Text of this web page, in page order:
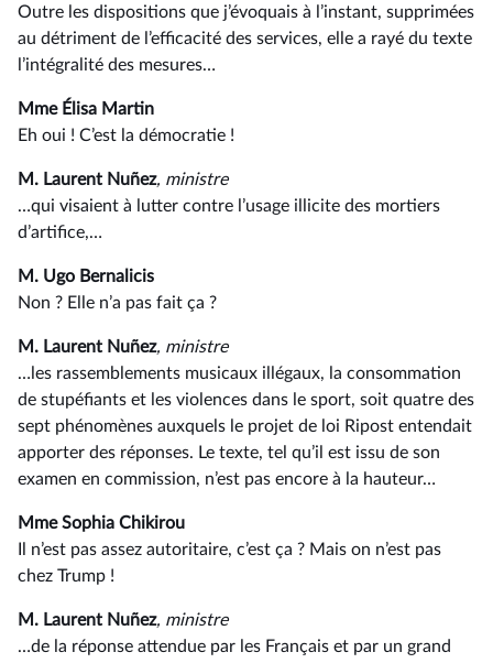
Outre les dispositions que j’évoquais à l’instant, supprimées
au détriment de l’efficacité des services, elle a rayé du texte
l’intégralité des mesures…
Mme Élisa Martin
Eh oui ! C’est la démocratie !
M. Laurent Nuñez, ministre
…qui visaient à lutter contre l’usage illicite des mortiers
d’artifice,…
M. Ugo Bernalicis
Non ? Elle n’a pas fait ça ?
M. Laurent Nuñez, ministre
…les rassemblements musicaux illégaux, la consommation
de stupéfiants et les violences dans le sport, soit quatre des
sept phénomènes auxquels le projet de loi Ripost entendait
apporter des réponses. Le texte, tel qu’il est issu de son
examen en commission, n’est pas encore à la hauteur…
Mme Sophia Chikirou
Il n’est pas assez autoritaire, c’est ça ? Mais on n’est pas
chez Trump !
M. Laurent Nuñez, ministre
…de la réponse attendue par les Français et par un grand